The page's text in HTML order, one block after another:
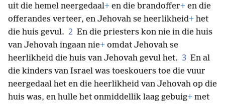
uit die hemel neergedaal+ en die brandoffer+ en die
offerandes verteer, en Jehovah se heerlikheid+ het
die huis gevul. 2 En die priesters kon nie in die huis
van Jehovah ingaan nie+ omdat Jehovah se
heerlikheid die huis van Jehovah gevul het. 3 En al
die kinders van Israel was toeskouers toe die vuur
neergedaal het en die heerlikheid van Jehovah op die
huis was, en hulle het onmiddellik laag gebuig+ met